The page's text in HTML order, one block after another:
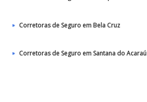
Corretoras de Seguro em Bela Cruz
Corretoras de Seguro em Santana do Acaraú